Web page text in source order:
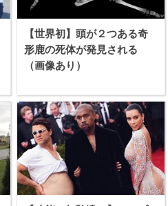
【世界初】頭が２つある奇
形鹿の死体が発見される
（画像あり）